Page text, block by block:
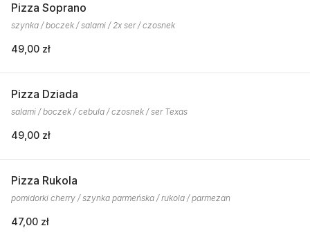
Pizza Soprano
szynka / boczek / salami / 2x ser / czosnek
49,00 zł
Pizza Dziada
salami / boczek / cebula / czosnek / ser Texas
49,00 zł
Pizza Rukola
pomidorki cherry / szynka parmeńska / rukola / parmezan
47,00 zł